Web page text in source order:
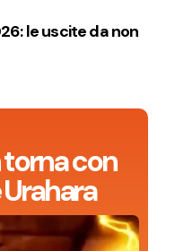
torna con
le uscite da non